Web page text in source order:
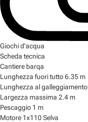
Giochi d'acqua
Scheda tecnica
Cantiere barqa
Lunghezza fuori tutto6.35 m
Lunghezza al galleggiamento
Largezza massima 2.4 m
Pescaggio 1 m
Motore 1x110 Selva